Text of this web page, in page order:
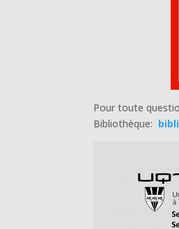
Pour toute
Bibliothèque: